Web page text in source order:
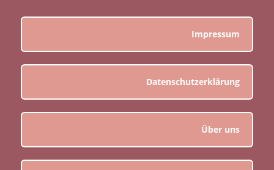
Impressum
Datenschutzerklärung
Über uns